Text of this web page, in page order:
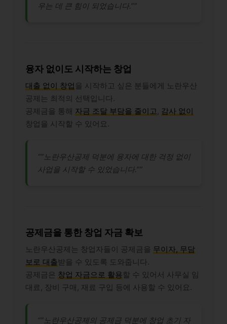
우는 데 큰 힘이 되었습니다.””
융자 없이도 시작하는 창업
대출 없이 창업을 시작하고 싶은 분들에게 노란우산
공제는 최적의 선택입니다.
공제금을 통해 자금 조달 부담을 줄이고
감사 없이
창업을 시작할 수 있어요.
“”노란우산공제 덕분에 융자에 대한 걱정 없이
사업을 시작할 수 있었습니다.””
공제금을 통한 창업 자금 확보
노란우산공제는 창업자들이 공제금을 무이자, 무담
보로 대출받을 수 있도록 도와줍니다.
공제금은 창업 자금으로 활용 할 수 있어서 사무실 임
대료, 장비 구매, 재료 구입 등에 사용할 수 있어요.
“”노란우산공제의 공제금 덕분에 창업 초기 자